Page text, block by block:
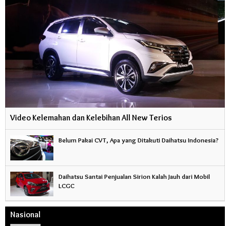
Video Kelemahan dan Kelebihan All New Terios
Belum Pakai CVT, Apa yang Ditakuti Daihatsu Indonesia?
Daihatsu Santai Penjualan Sirion Kalah Jauh dari Mobil
LCGC
Nasional